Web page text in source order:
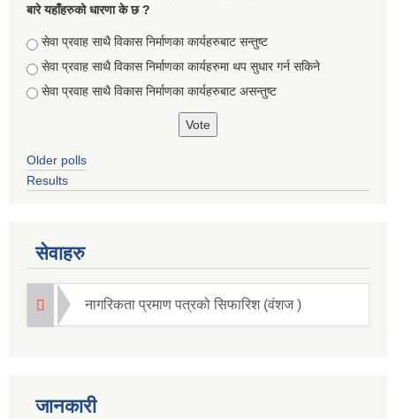
बारे यहाँहरुको धारणा के छ ?
Choices
सेवा प्रवाह साथै विकास निर्माणका कार्यहरुबाट सन्तुष्ट
सेवा प्रवाह साथै विकास निर्माणका कार्यहरुमा थप सुधार गर्न सकिने
सेवा प्रवाह साथै विकास निर्माणका कार्यहरुबाट असन्तुष्ट
Older polls
Results
सेवाहरु
नागरिकता प्रमाण पत्रको सिफारिश (वंशज )
जानकारी